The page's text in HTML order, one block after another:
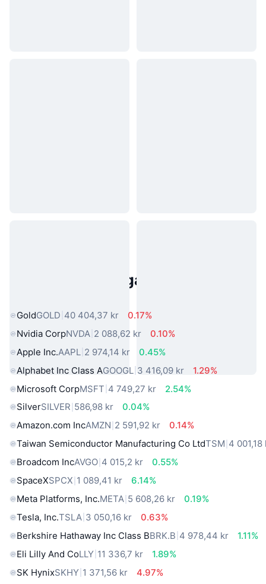
Populära tillgångar från den
GoldGOLD 40 404,37 kr
0.17%
Nvidia CorpNVDA 2 088,62 kr
0.10%
Apple Inc.AAPL 2 974,14 kr
0.45%
Alphabet Inc Class AGOOGL 3 416,09 kr
1.29%
Microsoft CorpMSFT 4 749,27 kr
2.54%
SilverSILVER 586,98 kr
0.04%
Amazon.com IncAMZN 2 591,92 kr
0.14%
Taiwan Semiconductor Manufacturing Co LtdTSM 4 001,18
Broadcom IncAVGO 4 015,2 kr
0.55%
SpaceXSPCX 1 089,41 kr
6.14%
Meta Platforms, Inc.META 5 608,26 kr
0.19%
Tesla, Inc.TSLA 3 050,16 kr
0.63%
Berkshire Hathaway Inc Class BBRK.B 4 978,44 kr
1.11%
Eli Lilly And CoLLY 11 336,7 kr
1.89%
SK HynixSKHY 1 371,56 kr
4.97%